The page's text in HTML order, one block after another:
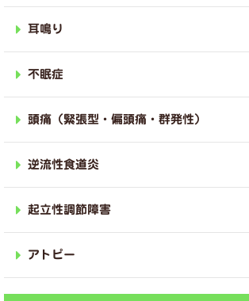
耳鳴り
不眠症
頭痛（緊張型・偏頭痛・群発性）
逆流性食道炎
起立性調節障害
アトピー